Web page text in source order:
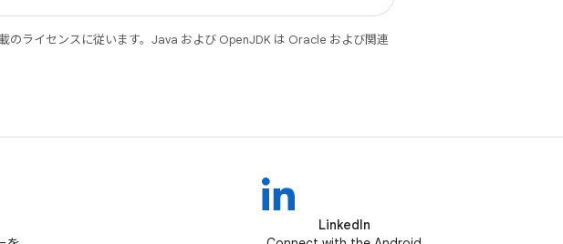
のライセンスに従います。Java および OpenJDK は Oracle および関連
LinkedIn